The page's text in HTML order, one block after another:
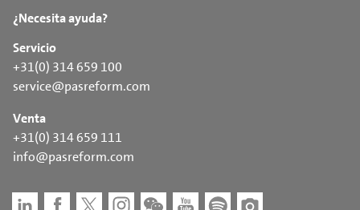
¿Necesita ayuda?
Servicio
+31(0) 314 659 100
service@pasreform.com
Venta
+31(0) 314 659 111
info@pasreform.com